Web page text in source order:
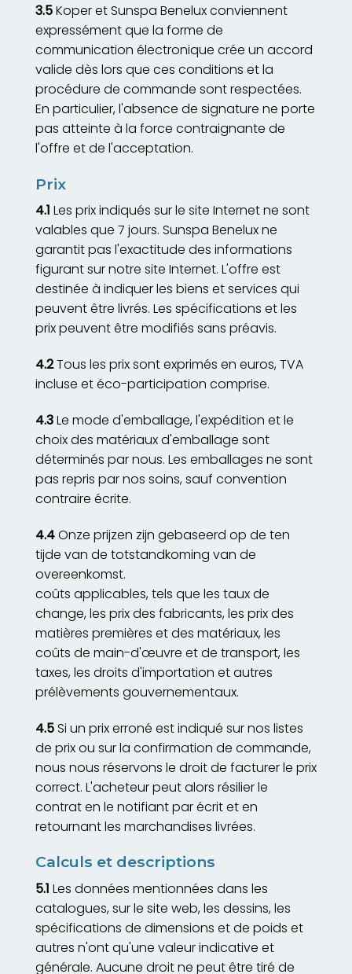
3.5Koper et Sunspa Benelux conviennent
expressément que la forme de
communication électronique crée un accord
valide dès lors que ces conditions et la
procédure de commande sont respectées.
En particulier, l'absence de signature ne porte
pas atteinte à la force contraignante de
l'offre et de l'acceptation.
Prix
4.1 Les prix indiqués sur le site Internet ne sont
valables que 7 jours. Sunspa Benelux ne
garantit pas l'exactitude des informations
figurant sur notre site Internet. L'offre est
destinée à indiquer les biens et services qui
peuvent être livrés. Les spécifications et les
prix peuvent être modifiés sans préavis.
4.2Tous les prix sont exprimés en euros, TVA
incluse et éco-participation comprise.
4.3Le mode d'emballage, l'expédition et le
choix des matériaux d'emballage sont
déterminés par nous. Les emballages ne sont
pas repris par nos soins, sauf convention
contraire écrite.
4.4Onze prijzen zijn gebaseerd op de ten
tijde van de totstandkoming van de
overeenkomst.
coûts applicables, tels que les taux de
change, les prix des fabricants, les prix des
matières premières et des matériaux, les
coûts de main-d'œuvre et de transport, les
taxes, les droits d'importation et autres
prélèvements gouvernementaux.
4.5Si un prix erroné est indiqué sur nos listes
de prix ou sur la confirmation de commande,
nous nous réservons le droit de facturer le prix
correct. L'acheteur peut alors résilier le
contrat en le notifiant par écrit et en
retournant les marchandises livrées.
Calculs et descriptions
5.1 Les données mentionnées dans les
catalogues, sur le site web, les dessins, les
spécifications de dimensions et de poids et
autres n'ont qu'une valeur indicative et
générale. Aucune droit ne peut être tiré de